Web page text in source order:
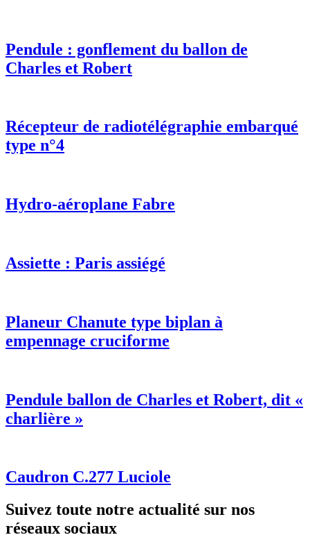
Pendule : gonflement du ballon de
Charles et Robert
Récepteur de radiotélégraphie embarqué
type n°4
Hydro-aéroplane Fabre
Assiette : Paris assiégé
Planeur Chanute type biplan à
empennage cruciforme
Pendule ballon de Charles et Robert, dit «
charlière »
Caudron C.277 Luciole
Suivez toute notre actualité sur nos
réseaux sociaux